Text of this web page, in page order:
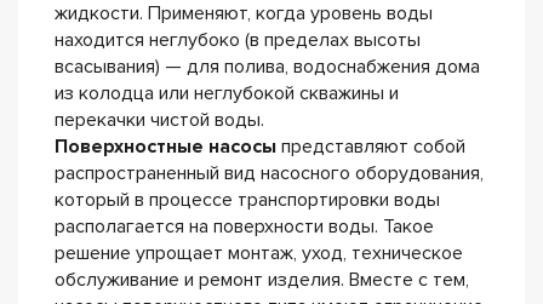
жидкости. Применяют, когда уровень воды
находится неглубоко (в пределах высоты
всасывания) — для полива, водоснабжения дома
из колодца или неглубокой скважины и
перекачки чистой воды.
Поверхностные насосы представляют собой
распространенный вид насосного оборудования,
который в процессе транспортировки воды
располагается на поверхности воды. Такое
решение упрощает монтаж, уход, техническое
обслуживание и ремонт изделия. Вместе с тем,